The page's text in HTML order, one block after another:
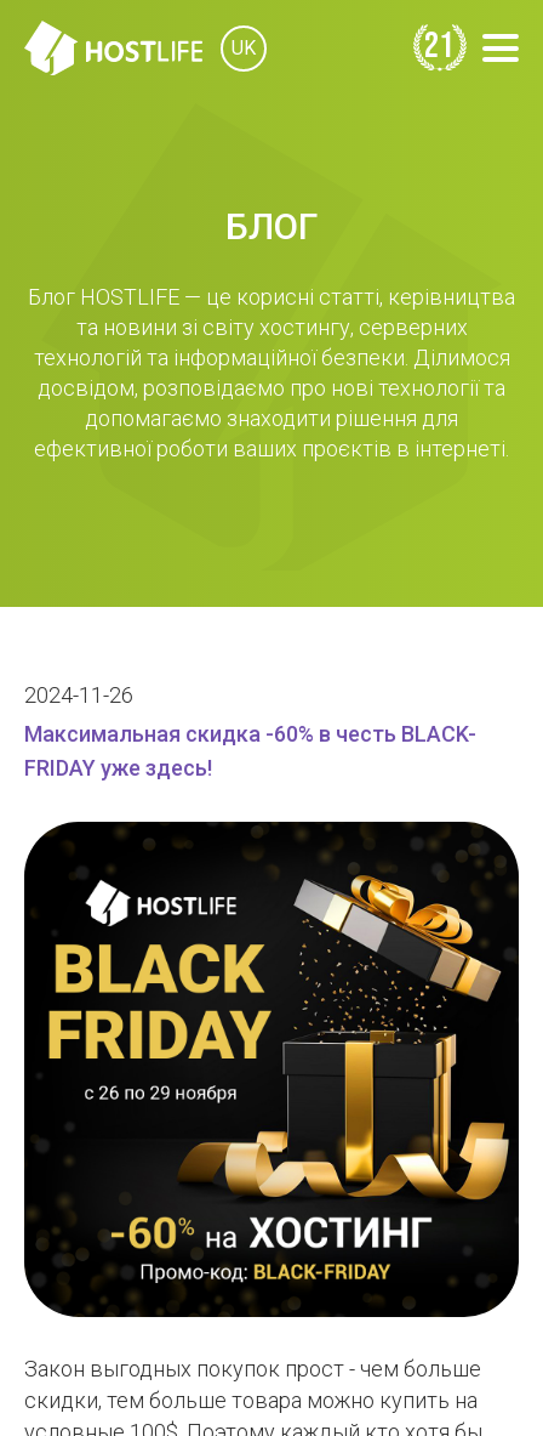
UK 21
БЛОГ
Блог HOSTLIFE — це корисні статті, керівництва
та новини зі світу хостингу, серверних
технологій та інформаційної безпеки. Ділимося
досвідом, розповідаємо про нові технології та
допомагаємо знаходити рішення для
ефективної роботи ваших проєктів в інтернеті.
2024-11-26
Максимальная скидка -60% в честь BLACK-
FRIDAY уже здесь!
Закон выгодных покупок прост - чем больше
скидки, тем больше товара можно купить на